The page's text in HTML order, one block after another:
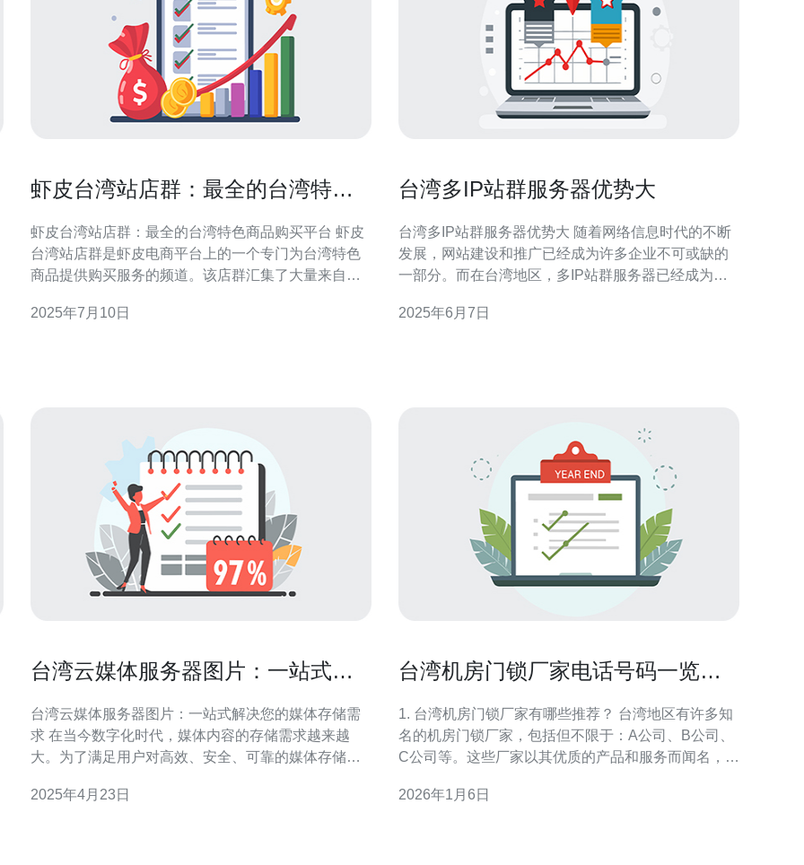
虾皮台湾站店群：最全的台湾特色
虾皮台湾站店群：最全的台湾特色商品购买平台 虾皮
台湾站店群是虾皮电商平台上的一个专门为台湾特色
商品提供购买服务的频道。该店群汇集了大量来自台
食、手工艺品还是特产，都能在虾皮台湾站店群找
2025年7月10日
台湾多IP站群服务器优势大
台湾多IP站群服务器优势大 随着网络信息时代的不断
发展，网站建设和推广已经成为许多企业不可或缺的
一部分。而在台湾地区，多IP站群服务器已经成为越
站群服务器是一种通过多个不同IP地址来建立多个网
2025年6月7日
台湾云媒体服务器图片：一站式解
台湾云媒体服务器图片：一站式解决您的媒体存储需
求 在当今数字化时代，媒体内容的存储需求越来越
大。为了满足用户对高效、安全、可靠的媒体存储的
台湾云媒体服务器图片的特点和优势，以及如何满足
2025年4月23日
台湾机房门锁厂家电话号码一览轻
1. 台湾机房门锁厂家有哪些推荐？ 台湾地区有许多知
名的机房门锁厂家，包括但不限于：A公司、B公司、
C公司等。这些厂家以其优质的产品和服务而闻名，客
和稳定性。 2. 如何找到台湾机房门锁厂家的电话号
2026年1月6日